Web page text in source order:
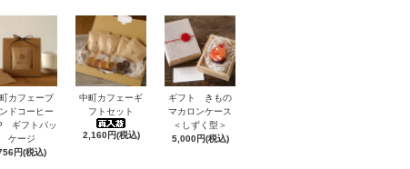
カフェーブ
ドコーヒー
ギフトパッ
ケージ
円(税込)
中町カフェーギ
フトセット
2,160円(税込)
ギフト きもの
マカロンケース
＜しずく型＞
5,000円(税込)